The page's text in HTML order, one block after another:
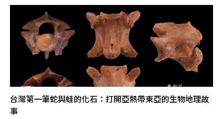
台灣第一筆蛇與蛙的化石：打開亞熱帶東亞的生物地理故
事